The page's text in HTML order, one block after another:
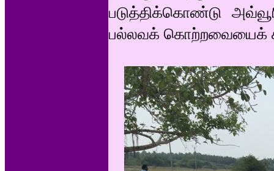
படுத்திக்கொண்டு
பல்லவக் கொற்றவையைக்